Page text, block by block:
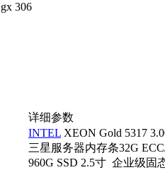
gx 306
详细参数
INTEL XEON Gold 5317
三星服务器内存条32G
960G SSD 2.5寸 企业级固